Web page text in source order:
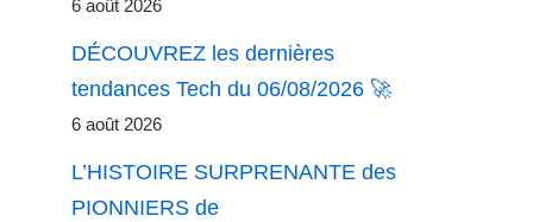
6 août 2026
DÉCOUVREZ les dernières
tendances Tech du 06/08/2026 🚀
6 août 2026
L’HISTOIRE SURPRENANTE des
PIONNIERS de